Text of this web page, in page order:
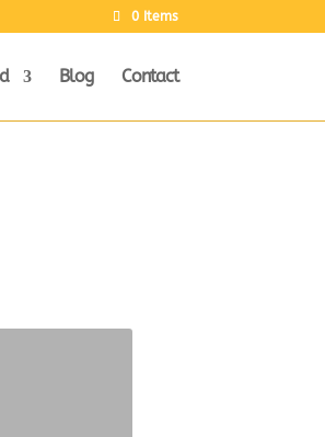
0 Items
Blog Contact